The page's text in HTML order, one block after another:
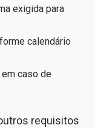
exigida para
calendário
em caso de
requisitos